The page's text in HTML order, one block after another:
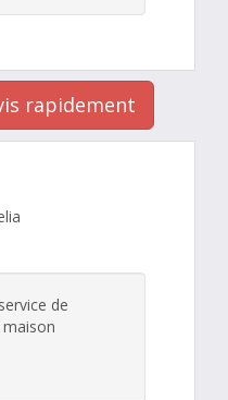
rapidement
de